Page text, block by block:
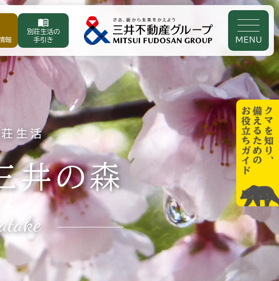
報
menu_book
別荘生活の
手引き
MENU
生活
井の森